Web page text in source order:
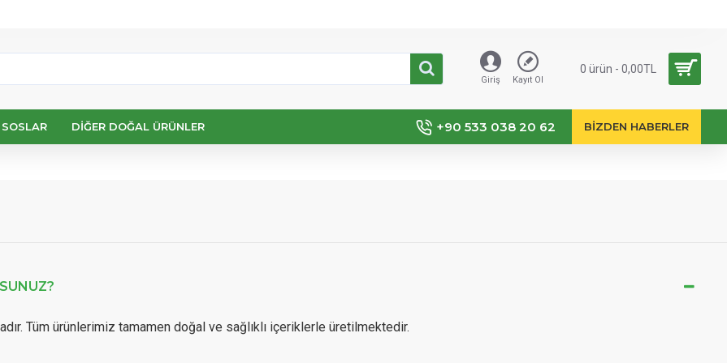
Giriş Kayıt Ol
0 ürün - 0,00TL
SOSLAR DIĞER DOĞAL ÜRÜNLER +90 533 038 20 62 BIZDEN HABERLER
Tüm ürünlerimiz tamamen doğal ve sağlıklı içeriklerle üretilmektedir.